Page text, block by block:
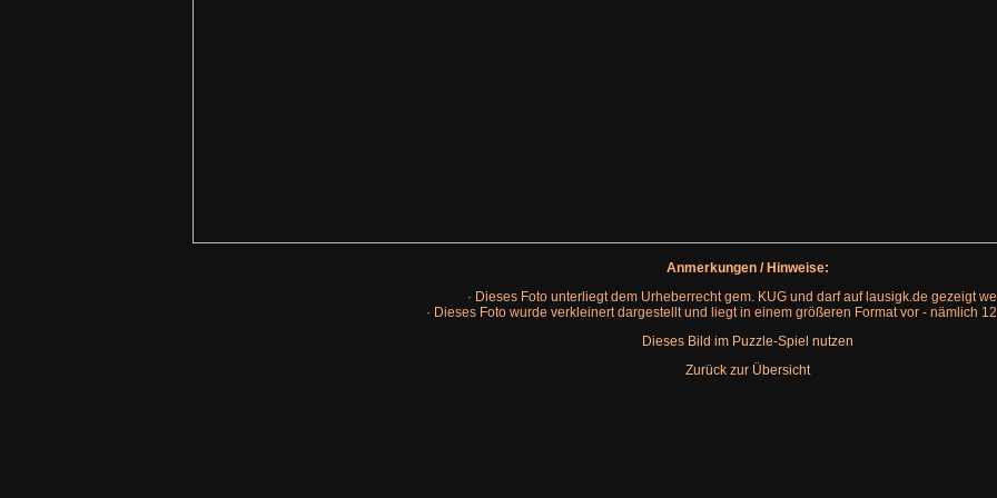
Anmerkungen / Hinweise:
· Dieses Foto unterliegt dem Urheberrecht gem. KUG und darf auf lausigk.de gezeigt
· Dieses Foto wurde verkleinert dargestellt und liegt in einem größeren Format vor - nämlich
Dieses Bild im Puzzle-Spiel nutzen
Zurück zur Übersicht